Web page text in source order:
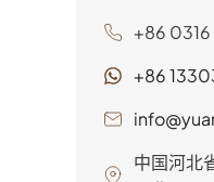
+86
+86
中国河北